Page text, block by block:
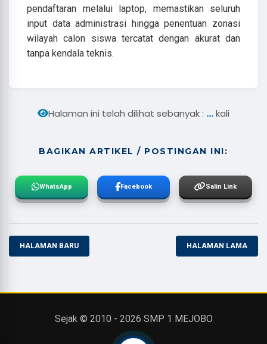
pendaftaran melalui laptop, memastikan seluruh
input data administrasi hingga penentuan zonasi
wilayah calon siswa tercatat dengan akurat dan
tanpa kendala teknis.
Halaman ini telah dilihat sebanyak : ...kali
BAGIKAN ARTIKEL / POSTINGAN INI:
WhatsApp Facebook Salin Link
HALAMAN BARU HALAMAN LAMA
Sejak © 2010 - 2026 SMP 1 MEJOBO